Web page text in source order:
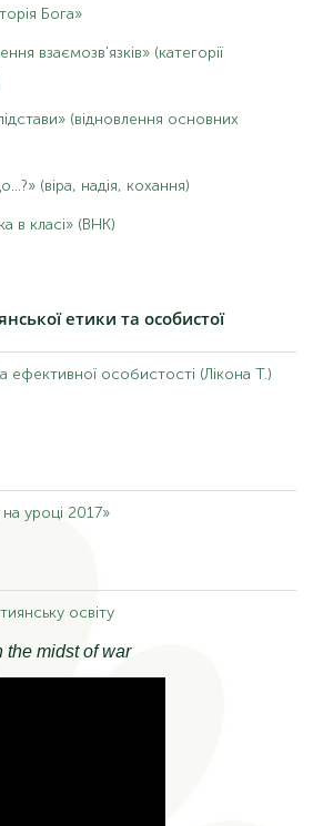
Бога»
взаємозв'язків» (категорії
(відновлення основних
(віра, надія, кохання)
в класі» (ВНК)
етики та особистої
ефективної особистості (Лікона Т.)
уроці 2017»
освіту
the midst of war